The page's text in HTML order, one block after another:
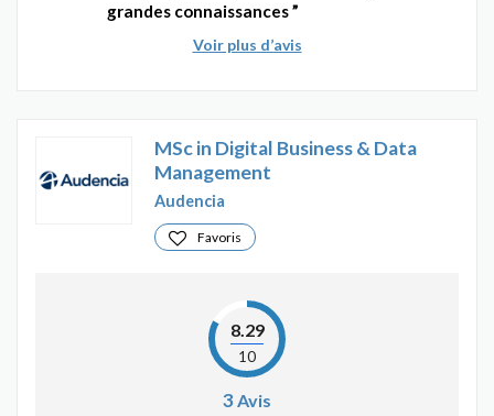
grandes connaissances
Voir plus d’avis
MSc in Digital Business & Data
Management
Audencia
Favoris
8.29
10
3Avis